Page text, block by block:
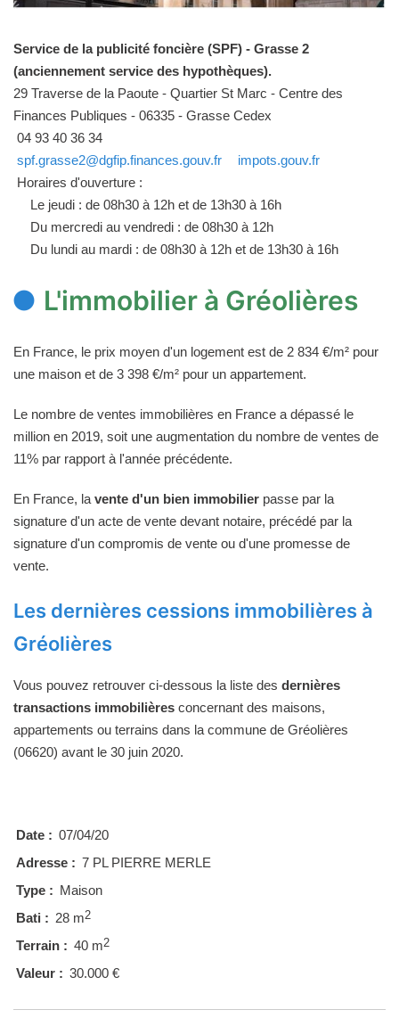
Service de la publicité foncière (SPF) - Grasse 2
(anciennement service des hypothèques).
29 Traverse de la Paoute - Quartier St Marc - Centre des
Finances Publiques - 06335 - Grasse Cedex
04 93 40 36 34
spf.grasse2@dgfip.finances.gouv.fr
impots.gouv.fr
Horaires d'ouverture :
Le jeudi : de 08h30 à 12h et de 13h30 à 16h
Du mercredi au vendredi : de 08h30 à 12h
Du lundi au mardi : de 08h30 à 12h et de 13h30 à 16h
L'immobilier à Gréolières
En France, le prix moyen d'un logement est de 2 834 €/m² pour
une maison et de 3 398 €/m² pour un appartement.
Le nombre de ventes immobilières en France a dépassé le
million en 2019, soit une augmentation du nombre de ventes de
11% par rapport à l'année précédente.
En France, la vente d'un bien immobilier passe par la
signature d'un acte de vente devant notaire, précédé par la
signature d'un compromis de vente ou d'une promesse de
vente.
Les dernières cessions immobilières à
Gréolières
Vous pouvez retrouver ci-dessous la liste des dernières
transactions immobilières concernant des maisons,
appartements ou terrains dans la commune de Gréolières
(06620) avant le 30 juin 2020.
Date : 07/04/20
Adresse : 7 PL PIERRE MERLE
Type : Maison
Bati : 28 m2
Terrain : 40 m2
Valeur : 30.000 €